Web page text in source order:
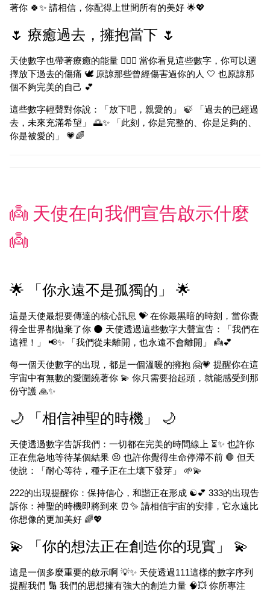
著你 🍀✨ 請相信，你配得上世間所有的美好 🌟💖
🌷 療癒過去，擁抱當下 🌷
天使數字也帶著療癒的能量 💆‍♀️✨ 當你看見這些數字，你可以選
擇放下過去的傷痛 🕊️ 原諒那些曾經傷害過你的人 🤍 也原諒那
個不夠完美的自己 💕
這些數字輕聲對你說：「放下吧，親愛的」 🍃 「過去的已經過
去，未來充滿希望」 🌅✨ 「此刻，你是完整的、你是足夠的、
你是被愛的」 💗🌈
👼 天使在向我們宣告啟示什麼
👼
🌟 「你永遠不是孤獨的」 🌟
這是天使最想要傳達的核心訊息 💝 在你最黑暗的時刻，當你覺
得全世界都拋棄了你 🌑 天使透過這些數字大聲宣告：「我們在
這裡！」 📢✨ 「我們從未離開，也永遠不會離開」 👼💕
每一個天使數字的出現，都是一個溫暖的擁抱 🤗💗 提醒你在這
宇宙中有無數的愛圍繞著你 💫 你只需要抬起頭，就能感受到那
份守護 🙏✨
🌙 「相信神聖的時機」 🌙
天使透過數字告訴我們：一切都在完美的時間線上 ⏳✨ 也許你
正在焦急地等待某個結果 😣 也許你覺得生命停滯不前 🛑 但天
使說：「耐心等待，種子正在土壤下發芽」 🌱💫
222的出現提醒你：保持信心，和諧正在形成 ☯️💕 333的出現告
訴你：神聖的時機即將到來 ⏰✨ 請相信宇宙的安排，它永遠比
你想像的更加美好 🌈💖
💫 「你的想法正在創造你的現實」 💫
這是一個多麼重要的啟示啊 💡✨ 天使透過111這樣的數字序列
提醒我們 🔢 我們的思想擁有強大的創造力量 🧠💥 你所專注